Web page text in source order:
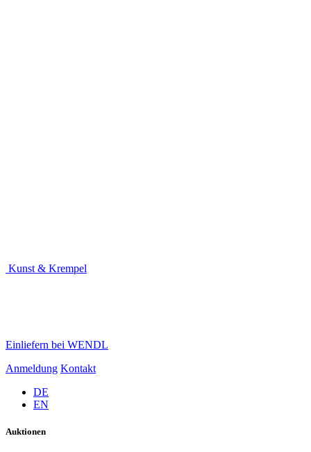
Kunst & Krempel
Einliefern bei WENDL
Anmeldung Kontakt
DE
EN
Auktionen